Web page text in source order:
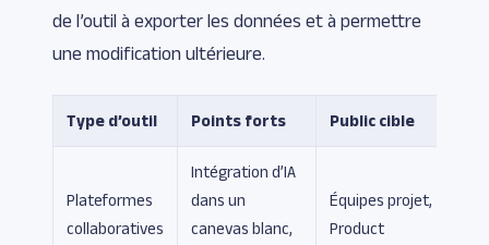
de l’outil à exporter les données et à permettre
une modification ultérieure.
Type d’outil Points forts Public cible
Plateformes
collaboratives
Intégration d’IA
dans un
canevas blanc,
Équipes projet,
Product